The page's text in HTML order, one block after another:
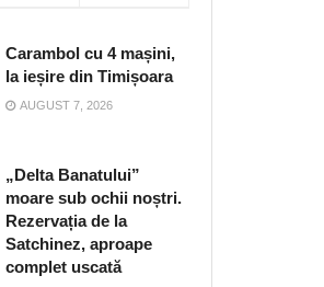
Carambol cu 4 mașini,
la ieșire din Timișoara
AUGUST 7, 2026
„Delta Banatului”
moare sub ochii noștri.
Rezervația de la
Satchinez, aproape
complet uscată